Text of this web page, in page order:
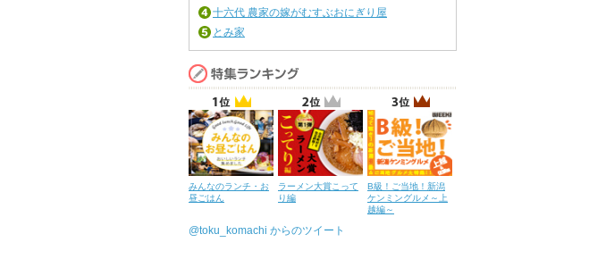
十六代 農家の嫁がむすぶおにぎり屋
とみ家
みんなのランチ・お
昼ごはん
ラーメン大賞こって
り編
B級！ご当地！新潟
ケンミングルメ～上
越編～
@toku_komachi からのツイート